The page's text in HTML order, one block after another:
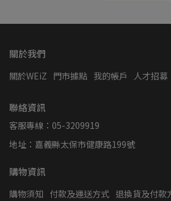
關於我們
關於WEiZ 門市據點 我的帳戶 人才招募
聯絡資訊
客服專線：05-3209919
地址：嘉義縣太保市健康路199號
購物資訊
購物須知 付款及運送方式 退換貨及付款